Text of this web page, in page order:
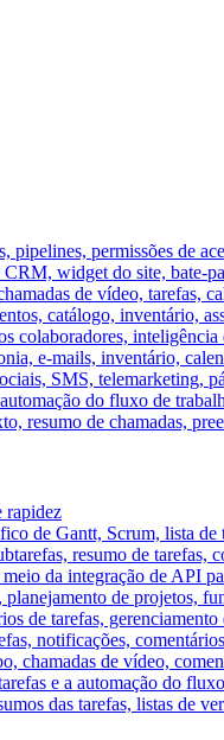
pipelines, permissões de
widget do site, bate-
de vídeo, tarefas,
catálogo, inventário,
colaboradores,
e-mails, inventário,
SMS, telemarketing,
do fluxo de
resumo de chamadas,
rapidez
de Gantt, Scrum, lista de
resumo de tarefas,
da integração de API
de projetos,
de tarefas,
notificações,
chamadas de vídeo,
e a automação do
das tarefas, listas de